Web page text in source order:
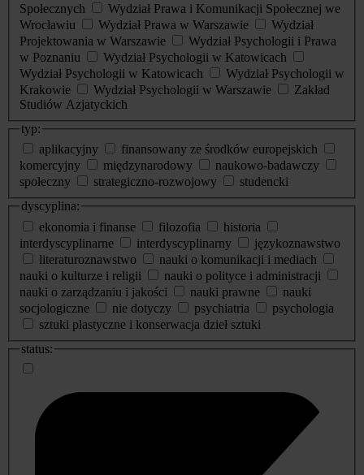
Społecznych
Wydział Prawa i Komunikacji Społecznej we
Wrocławiu
Wydział Prawa w Warszawie
Wydział
Projektowania w Warszawie
Wydział Psychologii i Prawa
w Poznaniu
Wydział Psychologii w Katowicach
Wydział Psychologii w Katowicach
Wydział Psychologii w
Krakowie
Wydział Psychologii w Warszawie
Zakład
Studiów Azjatyckich
typ:
aplikacyjny
finansowany ze środków europejskich
komercyjny
międzynarodowy
naukowo-badawczy
społeczny
strategiczno-rozwojowy
studencki
dyscyplina:
ekonomia i finanse
filozofia
historia
interdyscyplinarne
interdyscyplinarny
językoznawstwo
literaturoznawstwo
nauki o komunikacji i mediach
nauki o kulturze i religii
nauki o polityce i administracji
nauki o zarządzaniu i jakości
nauki prawne
nauki
socjologiczne
nie dotyczy psychiatria
psychologia
sztuki plastyczne i konserwacja dzieł sztuki
status: